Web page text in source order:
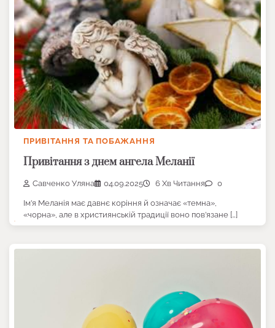
ПРИВІТАННЯ ТА ПОБАЖАННЯ
Привітання з днем ангела Меланії
Савченко Уляна 04.09.2025 6 Хв Читання 0
Ім’я Меланія має давнє коріння й означає «темна»,
«чорна», але в християнській традиції воно пов’язане […]